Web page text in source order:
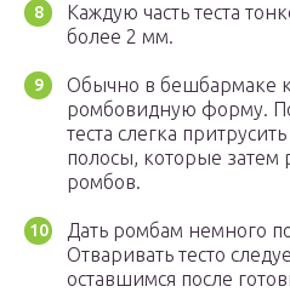
Каждую часть теста
более 2 мм.
Обычно в бешбармаке
ромбовидную форму.
теста слегка
полосы, которые затем
ромбов.
Дать ромбам немного
Отваривать тесто
оставшимся после